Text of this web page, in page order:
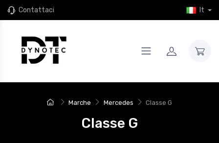
Contattaci It
Marche Mercedes Classe G
Classe G